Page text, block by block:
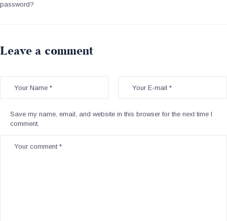
password?
Leave a comment
Save my name, email, and website in this browser for the next time I
comment.